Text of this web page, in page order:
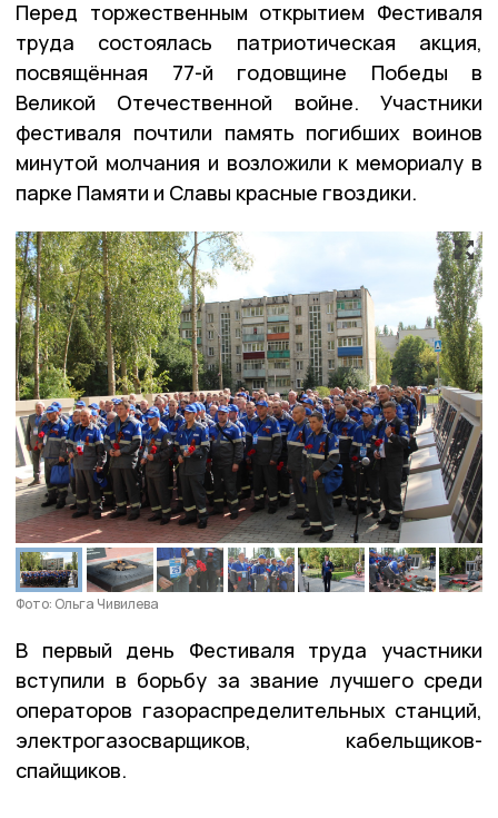
Перед торжественным открытием Фестиваля
труда состоялась патриотическая акция,
посвящённая 77-й годовщине Победы в
Великой Отечественной войне. Участники
фестиваля почтили память погибших воинов
минутой молчания и возложили к мемориалу в
парке Памяти и Славы красные гвоздики.
Фото: Ольга Чивилева
В первый день Фестиваля труда участники
вступили в борьбу за звание лучшего среди
операторов газораспределительных станций,
электрогазосварщиков, кабельщиков-
спайщиков.